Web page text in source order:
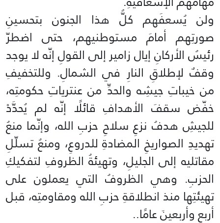
ولن يُسعفَهم كلُّ هذا الجنون بتحسينِ
صورتِهم أمامَ مستوطنيهم، حتى اضطرّ
رئيسُ الأركانِ إيال زامير إلى القولِ إنّه لا يوجد
وقفٌ لإطلاقِ النارِ في الشمالِ. وللتخفيفِ
من خيباتِ جيشِه والحدِّ من عنترياتِ حكومتِه،
خفّض سقفَ الأهدافِ قائلًا إنّه لم يُحدَّدْ
للجيشِ هدفُ نزعِ سلاحِ حزبِ الله، وإنّما منعُ
تهديدِ الصواريخِ المضادةِ للدروعِ، ومنعُ تسلّلِ
مقاتليه إلى الجليلِ، وتهيئةُ الظروفِ لتفكيكِ
الحزبِ. وهي الظروفُ التي يعملون على
تهيئتِها منذ انطلاقةِ حزبِ الله ومقاومتِه، قبل
أربعٍ وأربعينَ عامًا..